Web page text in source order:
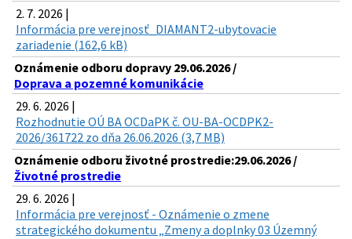
2. 7. 2026 |
Informácia pre verejnosť_DIAMANT2-ubytovacie
zariadenie (162,6 kB)
Oznámenie odboru dopravy 29.06.2026 /
Doprava a pozemné komunikácie
29. 6. 2026 |
Rozhodnutie OÚ BA OCDaPK č. OU-BA-OCDPK2-
2026/361722 zo dňa 26.06.2026 (3,7 MB)
Oznámenie odboru životné prostredie:29.06.2026 /
Životné prostredie
29. 6. 2026 |
Informácia pre verejnosť - Oznámenie o zmene
strategického dokumentu „Zmeny a doplnky 03 Územný